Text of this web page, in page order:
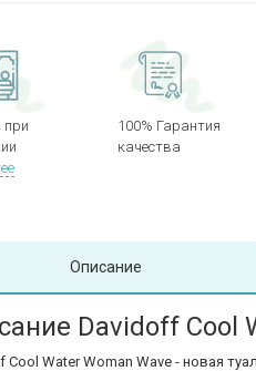
при
100% Гарантия
качества
Описание
Davidoff Cool
Cool Water Woman Wave - новая